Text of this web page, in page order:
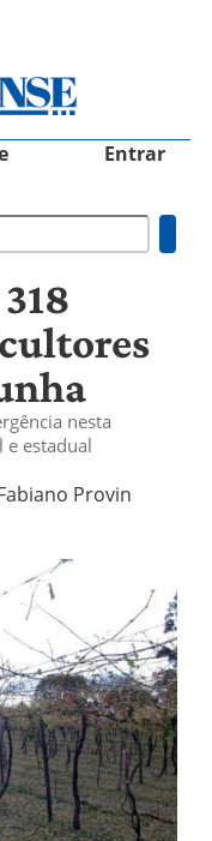
Entrar
nesta
e estadual
Provin